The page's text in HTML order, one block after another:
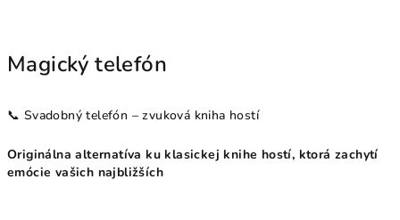
Magický telefón
📞 Svadobný telefón – zvuková kniha hostí
Originálna alternatíva ku klasickej knihe hostí, ktorá zachytí
emócie vašich najbližších